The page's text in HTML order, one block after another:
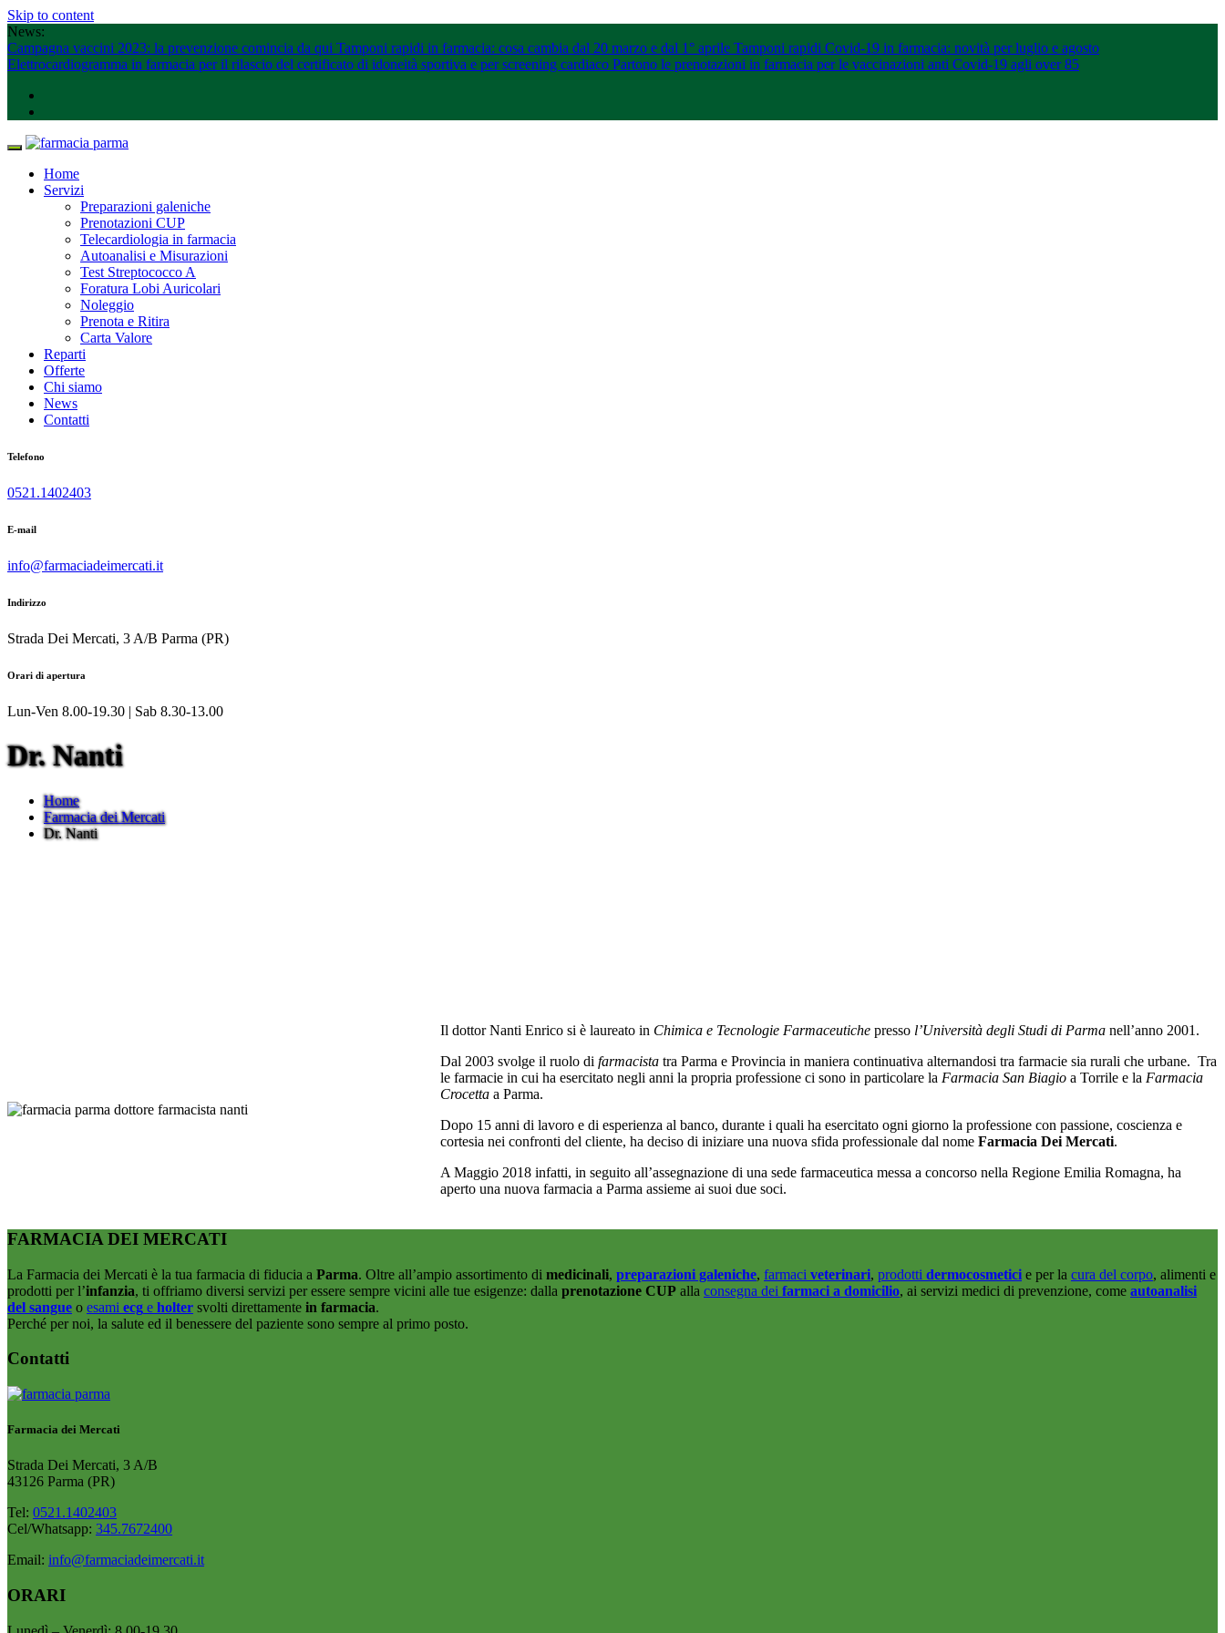
Skip to content
News:
Campagna vaccini 2023: la prevenzione comincia da qui Tamponi rapidi in farmacia: cosa cambia dal 20 marzo e dal 1° aprile Tamponi rapidi Covid-19 in farmacia: novità per luglio e agosto
Elettrocardiogramma in farmacia per il rilascio del certificato di idoneità sportiva e per screening cardiaco Partono le prenotazioni in farmacia per le vaccinazioni anti Covid-19 agli over 85
Home
Servizi
Preparazioni galeniche
Prenotazioni CUP
Telecardiologia in farmacia
Autoanalisi e Misurazioni
Test Streptococco A
Foratura Lobi Auricolari
Noleggio
Prenota e Ritira
Carta Valore
Reparti
Offerte
Chi siamo
News
Contatti
Telefono
0521.1402403
E-mail
info@farmaciadeimercati.it
Indirizzo
Strada Dei Mercati, 3 A/B Parma (PR)
Orari di apertura
Lun-Ven 8.00-19.30 | Sab 8.30-13.00
Dr. Nanti
Home
Farmacia dei Mercati
Dr. Nanti
Il dottor Nanti Enrico si è laureato in Chimica e Tecnologie Farmaceutiche presso l’Universitàdegli Studi di Parma nell’anno 2001.
Dal 2003 svolge il ruolo difarmacista tra Parma e Provincia in maniera continuativa alternandosi tra farmacie sia rurali che urbane. Tra
le farmacie in cui ha esercitato negli anni la propria professione ci sono in particolare la Farmacia San Biagioa Torrile e la Farmacia
Crocettaa Parma.
Dopo 15 anni di lavoro e di esperienza al banco, durante i quali ha esercitato ogni giorno la professione con passione, coscienza e
cortesia nei confronti del cliente, ha deciso di iniziare una nuova sfida professionale dal nomeFarmacia Dei Mercati.
A Maggio 2018 infatti, in seguito all’assegnazione di una sede farmaceutica messa a concorso nella Regione Emilia Romagna, ha
aperto una nuova farmacia a Parma assieme ai suoi due soci.
FARMACIA DEI MERCATI
La Farmacia dei Mercati è la tua farmacia di fiducia a Parma. Oltre all’ampio assortimento di medicinali, preparazioni galeniche, farmaci veterinari, prodotti dermocosmetici e per la cura del corpo, alimenti e
prodotti per l’infanzia, ti offriamo diversi servizi per essere sempre vicini alle tue esigenze: dalla prenotazione CUP alla consegna dei farmaci a domicilio, ai servizi medici di prevenzione, come autoanalisi
del sangue o esami ecg e holter svolti direttamente in farmacia.
Perché per noi, la salute ed il benessere del paziente sono sempre al primo posto.
Contatti
Farmacia dei Mercati
Strada Dei Mercati, 3 A/B
43126 Parma (PR)
Tel: 0521.1402403
Cel/Whatsapp: 345.7672400
Email: info@farmaciadeimercati.it
ORARI